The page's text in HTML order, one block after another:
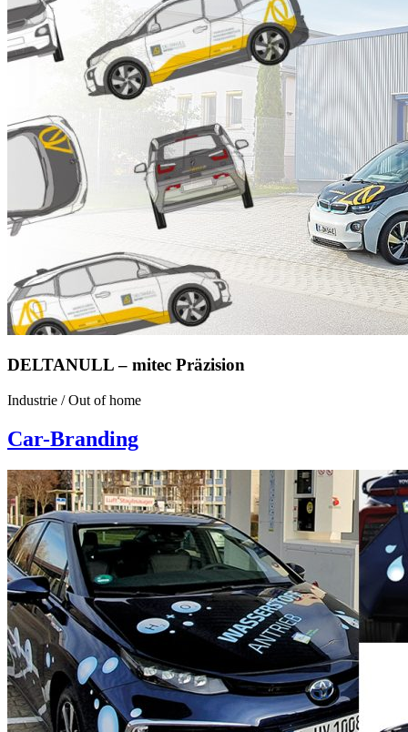
DELTANULL – mitec Präzision
Industrie /Out of home
Car-Branding